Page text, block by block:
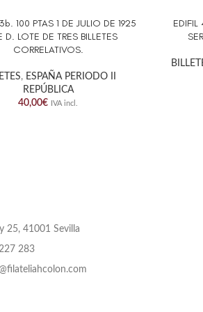
CARRITO
100 PTAS 1 DE JULIO DE 1925
D. LOTE DE TRES BILLETES
CORRELATIVOS.
, ESPAÑA PERIODO II
REPÚBLICA
40,00€ IVA incl.
AÑADIR
EDIFIL
25, 41001 Sevilla
283